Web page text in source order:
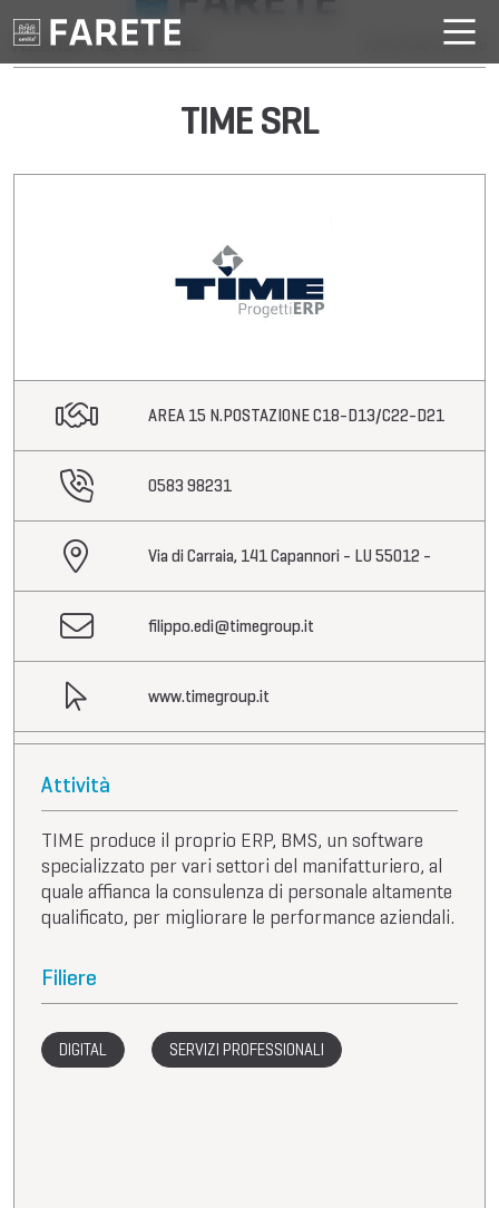
Aziende Farete 2022 Torna alle aziende
TIME SRL
AREA 15 N.POSTAZIONE C18-D13/C22-D21
0583 98231
Via di Carraia, 141 Capannori - LU 55012 -
filippo.edi@timegroup.it
www.timegroup.it
Attività
TIME produce il proprio ERP, BMS, un software
specializzato per vari settori del manifatturiero, al
quale affianca la consulenza di personale altamente
qualificato, per migliorare le performance aziendali.
Filiere
DIGITAL SERVIZI PROFESSIONALI